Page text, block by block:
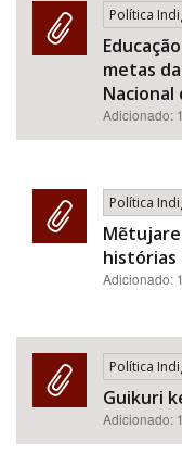
Política
metas
Nacional
Adicionado:
Política
histórias
Adicionado:
Política
Guikuri
Adicionado: